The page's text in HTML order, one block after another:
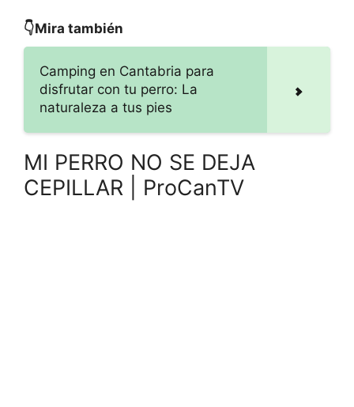
👇Mira también
Camping en Cantabria para
disfrutar con tu perro: La
naturaleza a tus pies
MI PERRO NO SE DEJA
CEPILLAR | ProCanTV